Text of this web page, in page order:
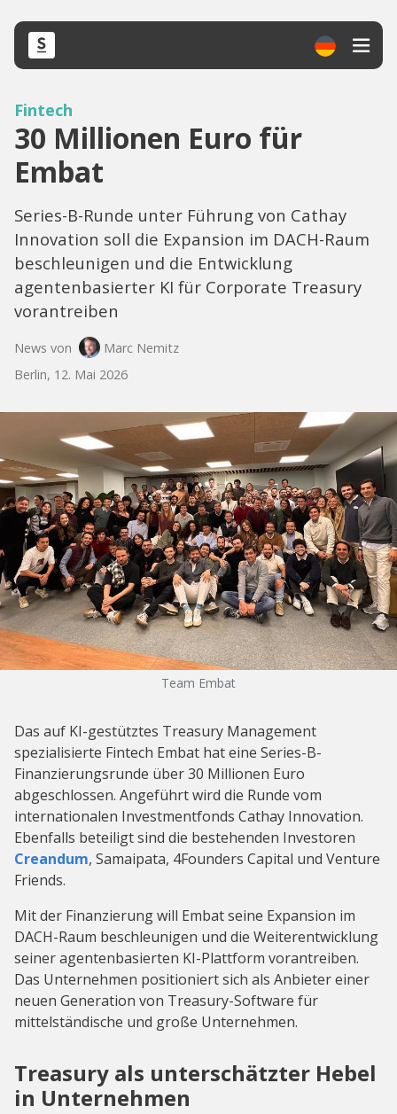
Fintech
30 Millionen Euro für
Embat
Series-B-Runde unter Führung von Cathay
Innovation soll die Expansion im DACH-Raum
beschleunigen und die Entwicklung
agentenbasierter KI für Corporate Treasury
vorantreiben
News von
Marc Nemitz
Berlin, 12. Mai 2026
Team Embat
Das auf KI-gestütztes Treasury Management
spezialisierte Fintech Embat hat eine Series-B-
Finanzierungsrunde über 30 Millionen Euro
abgeschlossen. Angeführt wird die Runde vom
internationalen Investmentfonds Cathay Innovation.
Ebenfalls beteiligt sind die bestehenden Investoren
Creandum, Samaipata, 4Founders Capital und Venture
Friends.
Mit der Finanzierung will Embat seine Expansion im
DACH-Raum beschleunigen und die Weiterentwicklung
seiner agentenbasierten KI-Plattform vorantreiben.
Das Unternehmen positioniert sich als Anbieter einer
neuen Generation von Treasury-Software für
mittelständische und große Unternehmen.
Treasury als unterschätzter Hebel
in Unternehmen